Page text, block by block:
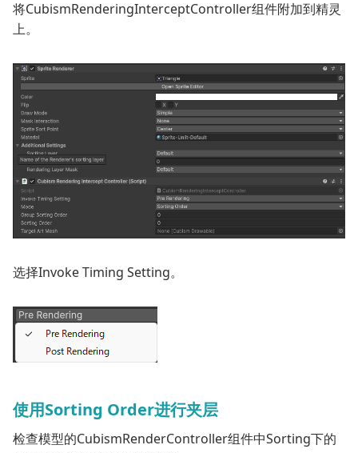
将CubismRenderingInterceptController组件附加到精灵
上。
选择Invoke Timing Setting。
使用Sorting Order进行夹层
检查模型的CubismRenderController组件中Sorting下的